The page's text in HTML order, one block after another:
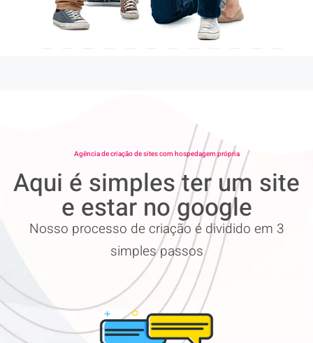
Agência de criação de sites com hospedagem própria
Aqui é simples ter um site
e estar no google
Nosso processo de criação é dividido em 3
simples passos